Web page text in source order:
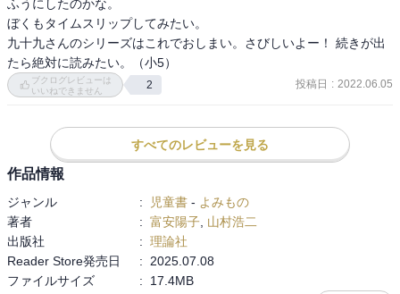
○江戸と令和と昭和の出会い
新月の日、探してみよう
皆が、二百年前の自分と出会って、それぞれの反応が面白い
ふうにしたのかな。
ぼくもタイムスリップしてみたい。
九十九さんのシリーズはこれでおしまい。さびしいよー！ 続きが出
たら絶対に読みたい。（小5）
ブクログレビューは
いいねできません
2 投稿日 : 2022.06.05
すべてのレビューを見る
作品情報
ジャンル : 児童書 - よみもの
著者
: 富安陽子 山村浩二
出版社
: 理論社
Reader Store発売日
:
2025.07.08
ファイルサイズ
: 17.4MB